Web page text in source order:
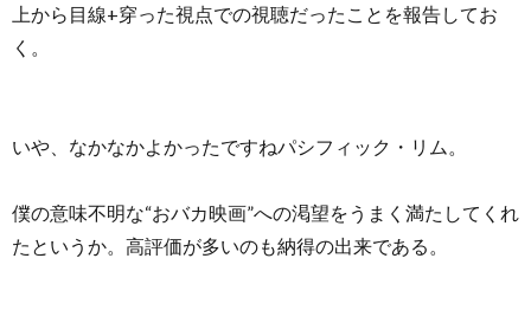
上から目線+穿った視点での視聴だったことを報告してお
く。
いや、なかなかよかったですねパシフィック・リム。
僕の意味不明な“おバカ映画”への渇望をうまく満たしてくれ
たというか。高評価が多いのも納得の出来である。